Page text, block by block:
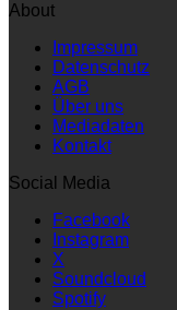
About
Impressum
Datenschutz
AGB
Über uns
Mediadaten
Kontakt
Social Media
Facebook
Instagram
X
Soundcloud
Spotify